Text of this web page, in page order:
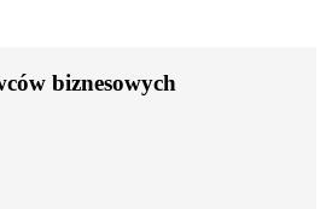
biznesowych